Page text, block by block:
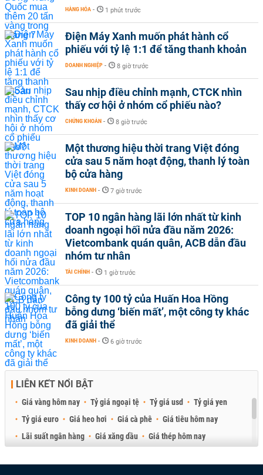
HÀNG HÓA - 1 phút trước
Điện Máy Xanh muốn phát hành cổ
phiếu với tỷ lệ 1:1 để tăng thanh khoản
DOANH NGHIỆP - 8 giờ trước
Sau nhịp điều chỉnh mạnh, CTCK nhìn
thấy cơ hội ở nhóm cổ phiếu nào?
CHỨNG KHOÁN - 8 giờ trước
Một thương hiệu thời trang Việt đóng
cửa sau 5 năm hoạt động, thanh lý toàn
bộ cửa hàng
KINH DOANH - 7 giờ trước
TOP 10 ngân hàng lãi lớn nhất từ kinh
doanh ngoại hối nửa đầu năm 2026:
Vietcombank quán quân, ACB dẫn đầu
nhóm tư nhân
TÀI CHÍNH - 1 giờ trước
Công ty 100 tỷ của Huấn Hoa Hồng
bỗng dưng ‘biến mất’, một công ty khác
đã giải thể
KINH DOANH - 6 giờ trước
LIÊN KẾT NỔI BẬT
Giá vàng hôm nay Tỷ giá ngoại tệ Tỷ giá usd
Tỷ giá yen
Tỷ giá euro
Giá heo hơi Giá cà phê
Giá tiêu hôm nay
Lãi suất ngân hàng
Giá xăng dầu
Giá thép hôm nay